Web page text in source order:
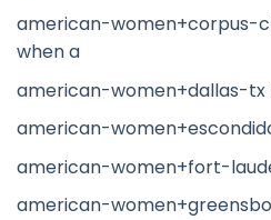
american-women+corpus-
when a
american-women+dallas-tx
american-
american-women+fort-
american-